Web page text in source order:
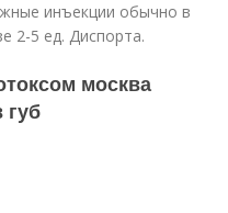
инъекции обычно в
2-5 ед. Диспорта.
москва
губ